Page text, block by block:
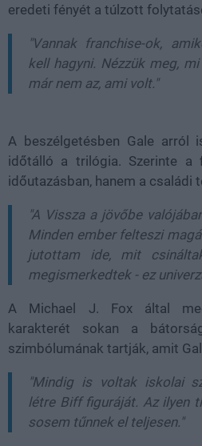
eredeti fényét a túlzott
"Vannak franchise-ok,
kell hagyni. Nézzük meg,
már nem az, ami volt."
A beszélgetésben Gale arról
időtálló a trilógia. Szerinte a
időutazásban, hanem a családi
"A Vissza a jövőbe
Minden ember felteszi
jutottam ide, mit
megismerkedtek - ez
A Michael J. Fox által
karakterét sokan a
szimbólumának tartják, amit
"Mindig is voltak iskolai
létre Biff figuráját. Az ilyen
sosem tűnnek el teljesen."